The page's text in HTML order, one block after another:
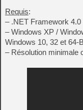
Requis:
– .NET Framework 4.0
– Windows XP /
Windows 10, 32 et 64-
– Résolution minimale